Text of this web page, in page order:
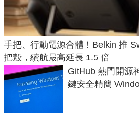
手把、行動電源合體！Belkin 推
把殼，續航最高延長 1.5 倍
GitHub 熱門開源
鍵安全精簡